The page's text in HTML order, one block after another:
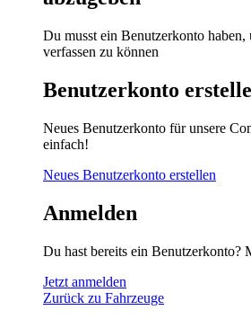
Du musst ein Benutzerkonto
verfassen zu können
Benutzerkonto
Neues Benutzerkonto für unsere
einfach!
Neues Benutzerkonto erstellen
Anmelden
Du hast bereits ein Benutzerkonto?
Jetzt anmelden
Zurück zu Fahrzeuge